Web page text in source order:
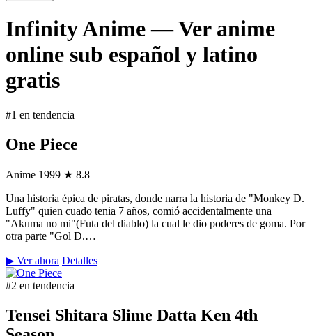
Infinity Anime — Ver anime
online sub español y latino
gratis
#1 en tendencia
One Piece
Anime 1999 ★ 8.8
Una historia épica de piratas, donde narra la historia de "Monkey D.
Luffy" quien cuado tenia 7 años, comió accidentalmente una
"Akuma no mi"(Futa del diablo) la cual le dio poderes de goma. Por
otra parte "Gol D.…
▶ Ver ahora Detalles
#2 en tendencia
Tensei Shitara Slime Datta Ken 4th